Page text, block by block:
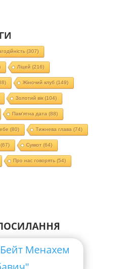
(307)
Ліцей (216)
Жіночий клуб (149)
Золотий вік(104)
Пам'ятна дата (88)
(80) Тижнева глава (74)
(67) Суккот (64)
Про нас говорять (54)
Менахем